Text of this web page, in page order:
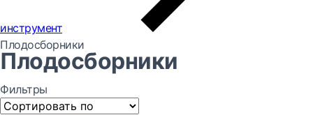
инструмент
Плодосборники
Плодосборники
Фильтры